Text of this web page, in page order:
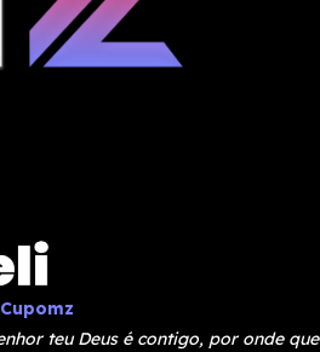
teu Deus é contigo, por onde